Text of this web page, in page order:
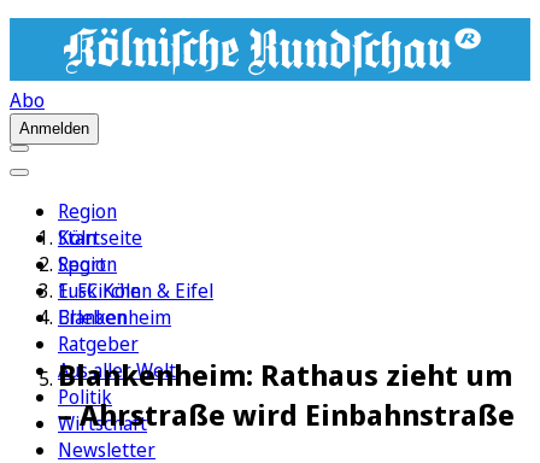
Abo
Anmelden
Region
Köln
Sport
1. FC Köln
Erleben
Ratgeber
Aus aller Welt
Politik
Wirtschaft
Newsletter
Startseite
Region
Euskirchen & Eifel
Blankenheim
Blankenheim: Rathaus zieht um
– Ahrstraße wird Einbahnstraße